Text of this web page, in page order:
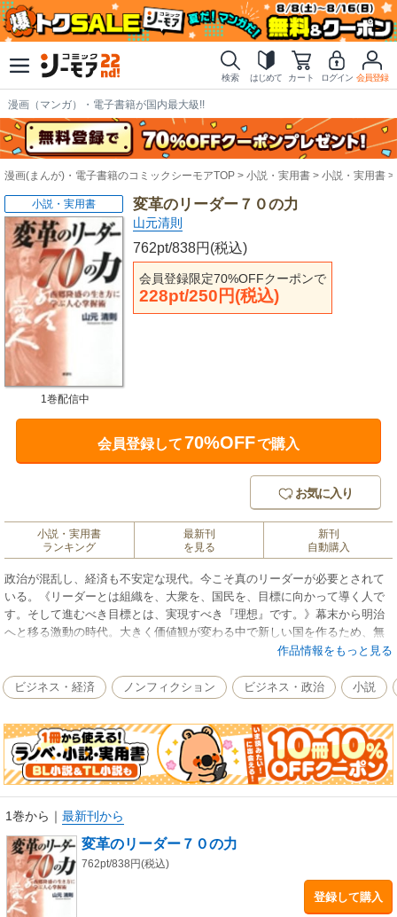
検索 はじめて カート ログイン 会員登録
漫画（マンガ）・電子書籍が国内最大級!!
漫画(まんが)・電子書籍のコミックシーモアTOP 小説・実用書 小説・実用書
変革のリーダー７０の力
山元清則
762pt/838円(税込)
会員登録限定70%OFFクーポンで
228pt/250円(税込)
小説・実用書
1巻配信中
会員登録して70%OFFで購入
お気に入り
小説・実用書
ランキング
最新刊
を見る
新刊
自動購入
政治が混乱し、経済も不安定な現代。今こそ真のリーダーが必要とされて
いる。《リーダーとは組織を、大衆を、国民を、目標に向かって導く人で
す。そして進むべき目標とは、実現すべき『理想』です。》幕末から明治
へと移る激動の時代。大きく価値観が変わる中で新しい国を作るため、無
私無欲で活躍した西郷隆盛。自殺未遂に二度の島流し。苦難の連続の中で
がいたら……》と切望する著者が、西郷の波乱の人生と言動を通して、真
のリーダー像を描く一冊。
作品情報をもっと見る
ビジネス・経済 ノンフィクション ビジネス・政治 小説
1巻から ｜ 最新刊から
変革のリーダー７０の力
762pt/838円(税込)
登録して購入